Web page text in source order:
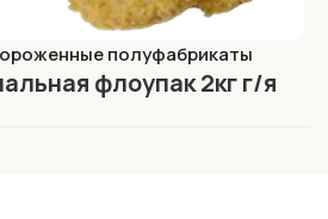
полуфабрикаты
флоупак 2кг г/я